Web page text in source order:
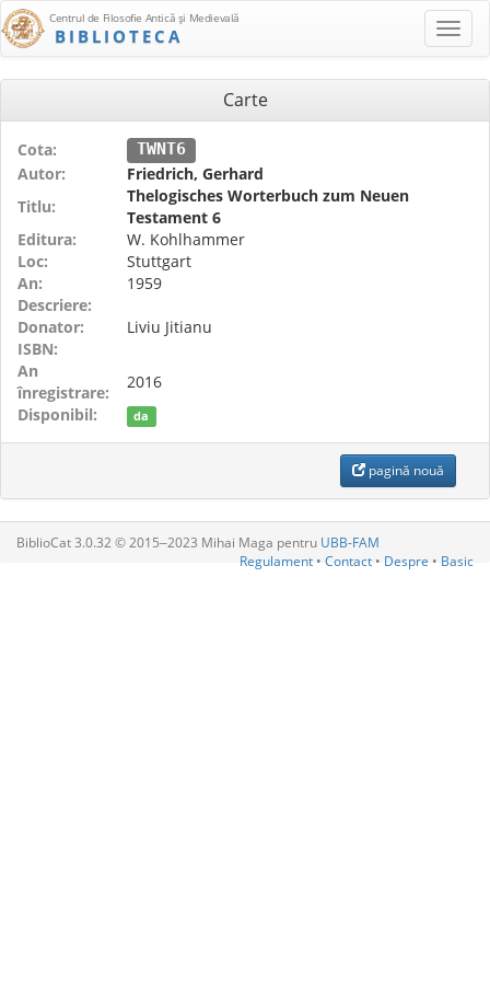
Centrul de Filosofie Antică şi Medievală
BIBLIOTECA
Carte
Cota: TWNT6
Autor:
Friedrich, Gerhard
Titlu:
Thelogisches Worterbuch zum Neuen
Testament 6
Editura:
W. Kohlhammer
Loc:
Stuttgart
An:
1959
Descriere:
Donator:
Liviu Jitianu
ISBN:
An
înregistrare:
2016
Disponibil:
da
pagină nouă
BiblioCat 3.0.32 © 2015‒2023 Mihai Maga pentru UBB-FAM
Regulament • Contact • Despre • Basic